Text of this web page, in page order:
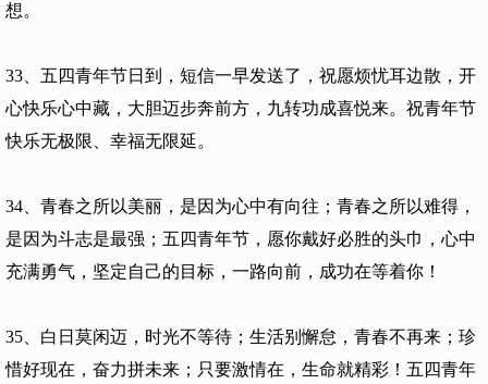
想。
33、五四青年节日到，短信一早发送了，祝愿烦忧耳边散，开
心快乐心中藏，大胆迈步奔前方，九转功成喜悦来。祝青年节
快乐无极限、幸福无限延。
34、青春之所以美丽，是因为心中有向往；青春之所以难得，
是因为斗志是最强；五四青年节，愿你戴好必胜的头巾，心中
充满勇气，坚定自己的目标，一路向前，成功在等着你！
35、白日莫闲迈，时光不等待；生活别懈怠，青春不再来；珍
惜好现在，奋力拼未来；只要激情在，生命就精彩！五四青年